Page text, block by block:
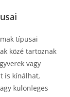
típusai
közé tartoznak
vagy
is kínálhat,
különleges